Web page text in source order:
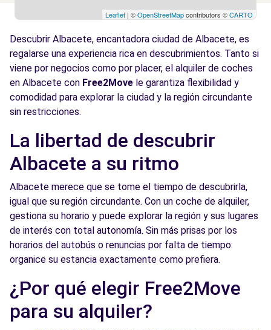
Leaflet | ©OpenStreetMapcontributors ©CARTO
Descubrir Albacete, encantadora ciudad de Albacete, es
regalarse una experiencia rica en descubrimientos. Tanto si
viene por negocios como por placer, el alquiler de coches
en Albacete con Free2Move le garantiza flexibilidad y
comodidad para explorar la ciudad y la región circundante
sin restricciones.
La libertad de descubrir
Albacete a su ritmo
Albacete merece que se tome el tiempo de descubrirla,
igual que su región circundante. Con un coche de alquiler,
gestiona su horario y puede explorar la región y sus lugares
de interés con total autonomía. Sin más prisas por los
horarios del autobús o renuncias por falta de tiempo:
organice su estancia exactamente como prefiera.
¿Por qué elegir Free2Move
para su alquiler?